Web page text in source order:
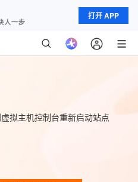
打开 APP
拟主机控制台重新启动站点